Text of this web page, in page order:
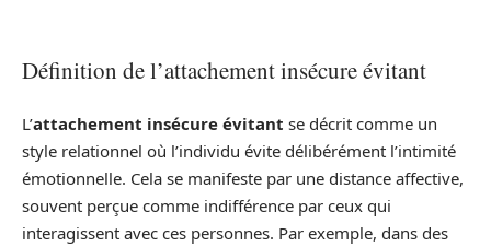
Définition de l’attachement insécure évitant
L’attachement insécure évitant se décrit comme un
style relationnel où l’individu évite délibérément l’intimité
émotionnelle. Cela se manifeste par une distance affective,
souvent perçue comme indifférence par ceux qui
interagissent avec ces personnes. Par exemple, dans des